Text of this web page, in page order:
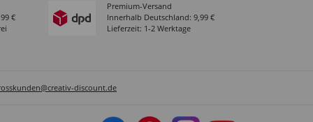
€
Premium-Versand
Innerhalb Deutschland: 9,99 €
Lieferzeit: 1-2 Werktage
discount.de